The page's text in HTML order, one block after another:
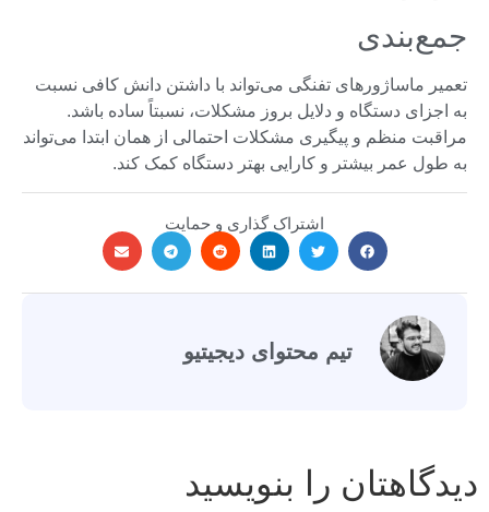
جمع‌بندی
تعمیر ماساژورهای تفنگی می‌تواند با داشتن دانش کافی نسبت
به اجزای دستگاه و دلایل بروز مشکلات، نسبتاً ساده باشد.
مراقبت منظم و پیگیری مشکلات احتمالی از همان ابتدا می‌تواند
به طول عمر بیشتر و کارایی بهتر دستگاه کمک کند.
اشتراک گذاری و حمایت
تیم محتوای دیجیتیو
دیدگاهتان را بنویسید